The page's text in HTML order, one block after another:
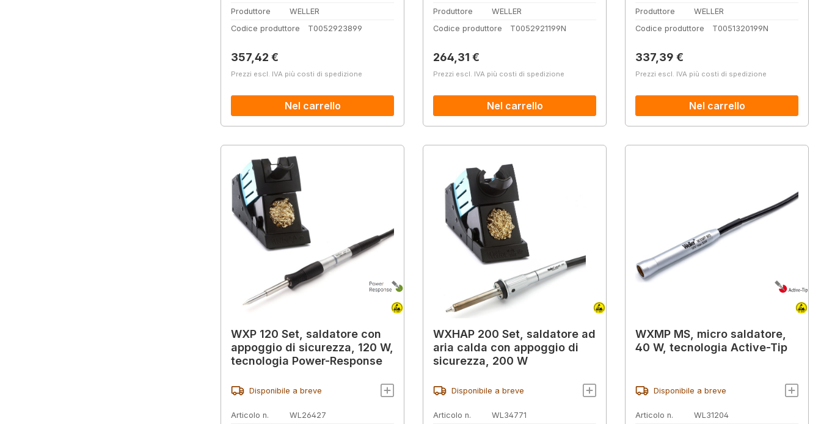
Produttore
WELLER
Codice produttore
T0052923899
Prezzo normale:
357,42 €
Prezzi escl. IVA più costi di spedizione
Nel carrello
Produttore
WELLER
Codice produttore
T0052921199N
Prezzo normale:
264,31 €
Prezzi escl. IVA più costi di spedizione
Nel carrello
Produttore
WELLER
Codice produttore
T0051320199N
Prezzo normale:
337,39 €
Prezzi escl. IVA più costi di spedizione
Nel carrello
WXP 120 Set, saldatore con
appoggio di sicurezza, 120 W,
tecnologia Power-Response
Disponibile a breve
Articolo n. WL26427
WXHAP 200 Set, saldatore ad
aria calda con appoggio di
sicurezza, 200 W
Disponibile a breve
Articolo n. WL34771
WXMP MS, micro saldatore,
40 W, tecnologia Active-Tip
Disponibile a breve
Articolo n. WL31204